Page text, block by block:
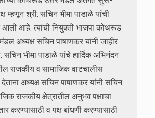
म्हणून श्री. सचिन भीमा पाडाळे यांची
आली आहे. त्यांची नियुक्ती भाजपा कोथरूड
अध्यक्ष सचिन पाषाणकर यांनी जाहीर
सचिन भीमा पाडाळे यांचे हार्दिक अभिनंदन
राजकीय व सामाजिक वाटचालीस
अध्यक्ष सचिन पाषाणकर यांनी सचिन
राजकीय क्षेत्रातील अनुभव पक्षाचा
करण्यासाठी व पक्ष बांधणी करण्यासाठी